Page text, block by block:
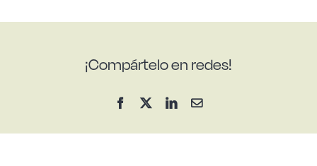
¡Compártelo en redes!
Facebook
X LinkedInCorreo